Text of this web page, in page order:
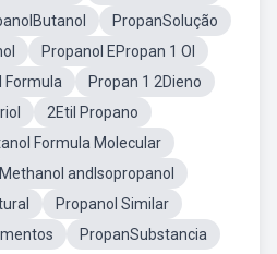
PropanSolução
Propanol EPropan 1 Ol
Formula
Propan 1 2Dieno
2Etil Propano
Formula Molecular
Methanol andIsopropanol
Propanol Similar
PropanSubstancia